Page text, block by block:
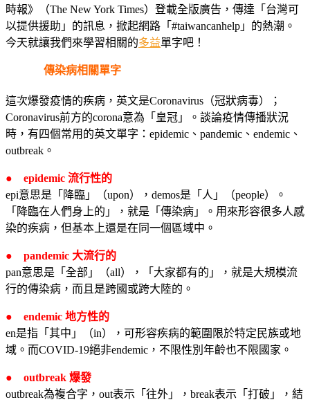
時報》（The New York Times）登載全版廣告，傳達「台灣可
以提供援助」的訊息，掀起網路「#taiwancanhelp」的熱潮。
今天就讓我們來學習相關的多益單字吧！
傳染病相關單字
這次爆發疫情的疾病，英文是Coronavirus（冠狀病毒）；
Coronavirus前方的corona意為「皇冠」。談論疫情傳播狀況
時，有四個常用的英文單字：epidemic、pandemic、endemic、
outbreak。
● epidemic 流行性的
epi意思是「降臨」（upon），demos是「人」（people）。
「降臨在人們身上的」，就是「傳染病」。用來形容很多人感
染的疾病，但基本上還是在同一個區域中。
● pandemic 大流行的
pan意思是「全部」（all），「大家都有的」，就是大規模流
行的傳染病，而且是跨國或跨大陸的。
● endemic 地方性的
en是指「其中」（in），可形容疾病的範圍限於特定民族或地
域。而COVID-19絕非endemic，不限性別年齡也不限國家。
● outbreak 爆發
outbreak為複合字，out表示「往外」，break表示「打破」，結